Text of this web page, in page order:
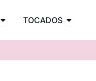
Abrir ANILLOS
TOCADOS Abrir